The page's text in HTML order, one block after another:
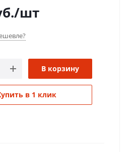
/шт
В корзину
в 1 клик